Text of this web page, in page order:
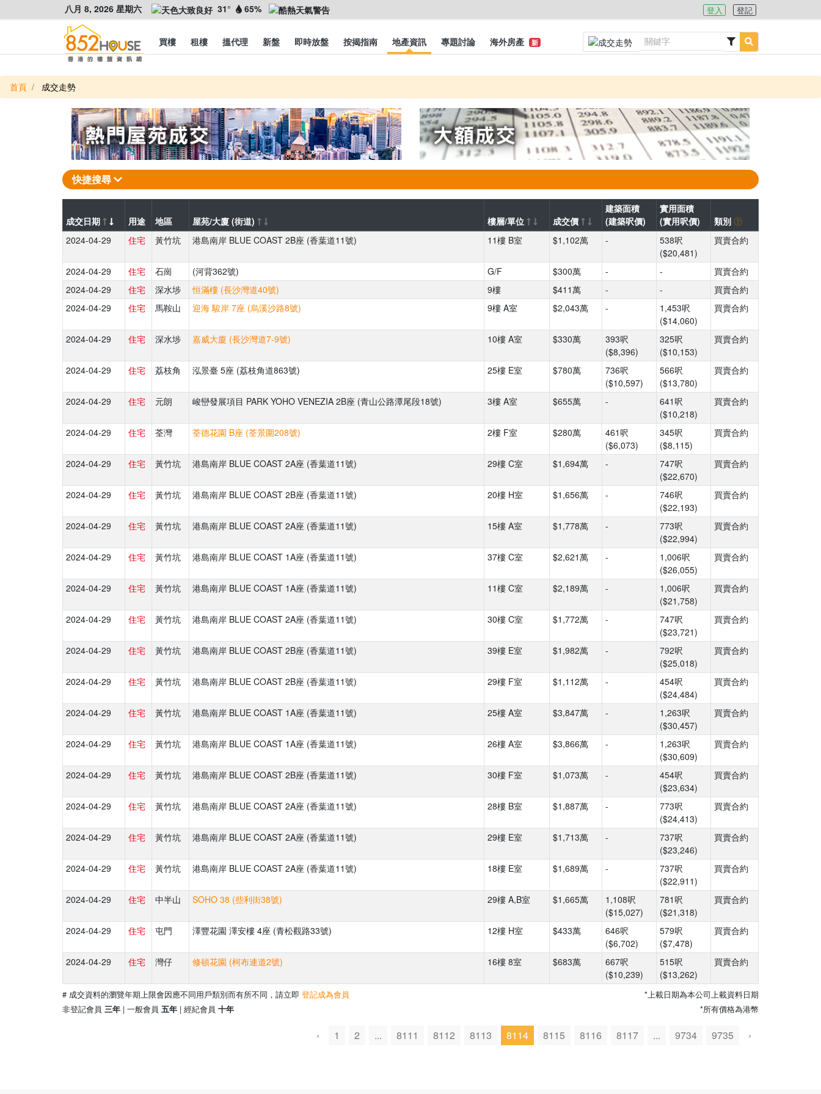
八月 8, 2026 星期六 31° 65% 登入 登記
買樓 租樓 搵代理 新盤 即時放盤 按揭指南 地產資訊 專題討論 海外房產 新
首頁 成交走勢
快捷搜尋
成交日期 用途 地區 屋苑/大廈 (街道) 樓層/單位 成交價
建築面積
(建築呎價)
實用面積
(實用呎價)
類別
2024-04-29
住宅 黃竹坑 港島南岸 BLUE COAST 2B座 (香葉道11號) 11樓 B室 $1,102萬 -
538呎
($20,481)
買賣合約
2024-04-29 住宅 石崗 (河背362號) G/F $300萬 - -
買賣合約
2024-04-29
住宅 深水埗 恒滿樓 (長沙灣道40號) 9樓 $411萬 - -
買賣合約
2024-04-29
住宅 馬鞍山 迎海 駿岸 7座 (烏溪沙路8號) 9樓 A室 $2,043萬 -
1,453呎
($14,060)
買賣合約
2024-04-29 住宅 深水埗 嘉威大廈 (長沙灣道7-9號) 10樓 A室 $330萬
393呎
($8,396)
325呎
($10,153)
買賣合約
2024-04-29 住宅 荔枝角 泓景臺 5座 (荔枝角道863號) 25樓 E室 $780萬
736呎
($10,597)
566呎
($13,780)
買賣合約
2024-04-29 住宅 元朗 峻巒發展項目 PARK YOHO VENEZIA 2B座 (青山公路潭尾段18號) 3樓 A室 $655萬 -
641呎
($10,218)
買賣合約
2024-04-29 住宅 荃灣 荃德花園 B座 (荃景圍208號) 2樓 F室 $280萬
461呎
($6,073)
345呎
($8,115)
買賣合約
2024-04-29 住宅 黃竹坑 港島南岸 BLUE COAST 2A座 (香葉道11號) 29樓 C室 $1,694萬 -
747呎
($22,670)
買賣合約
2024-04-29 住宅 黃竹坑 港島南岸 BLUE COAST 2B座 (香葉道11號) 20樓 H室 $1,656萬 -
746呎
($22,193)
買賣合約
2024-04-29 住宅 黃竹坑 港島南岸 BLUE COAST 2A座 (香葉道11號) 15樓 A室 $1,778萬 -
773呎
($22,994)
買賣合約
2024-04-29 住宅 黃竹坑 港島南岸 BLUE COAST 1A座 (香葉道11號) 37樓 C室 $2,621萬 -
1,006呎
($26,055)
買賣合約
2024-04-29 住宅 黃竹坑 港島南岸 BLUE COAST 1A座 (香葉道11號) 11樓 C室 $2,189萬 -
1,006呎
($21,758)
買賣合約
2024-04-29 住宅 黃竹坑 港島南岸 BLUE COAST 2A座 (香葉道11號) 30樓 C室 $1,772萬 -
747呎
($23,721)
買賣合約
2024-04-29 住宅 黃竹坑 港島南岸 BLUE COAST 2B座 (香葉道11號) 39樓 E室 $1,982萬 -
792呎
($25,018)
買賣合約
2024-04-29 住宅 黃竹坑 港島南岸 BLUE COAST 2B座 (香葉道11號) 29樓 F室 $1,112萬 -
454呎
($24,484)
買賣合約
2024-04-29 住宅 黃竹坑 港島南岸 BLUE COAST 1A座 (香葉道11號) 25樓 A室 $3,847萬 -
1,263呎
($30,457)
買賣合約
2024-04-29 住宅 黃竹坑 港島南岸 BLUE COAST 1A座 (香葉道11號) 26樓 A室 $3,866萬 -
1,263呎
($30,609)
買賣合約
2024-04-29 住宅 黃竹坑 港島南岸 BLUE COAST 2B座 (香葉道11號) 30樓 F室 $1,073萬 -
454呎
($23,634)
買賣合約
2024-04-29 住宅 黃竹坑 港島南岸 BLUE COAST 2A座 (香葉道11號) 28樓 B室 $1,887萬 -
773呎
($24,413)
買賣合約
2024-04-29 住宅 黃竹坑 港島南岸 BLUE COAST 2A座 (香葉道11號) 29樓 E室 $1,713萬 -
737呎
($23,246)
買賣合約
2024-04-29 住宅 黃竹坑 港島南岸 BLUE COAST 2A座 (香葉道11號) 18樓 E室 $1,689萬 -
737呎
($22,911)
買賣合約
2024-04-29 住宅 中半山 SOHO 38 (些利街38號) 29樓 A,B室 $1,665萬
1,108呎
($15,027)
781呎
($21,318)
買賣合約
2024-04-29 住宅 屯門 澤豐花園 澤安樓 4座 (青松觀路33號) 12樓 H室 $433萬
646呎
($6,702)
579呎
($7,478)
買賣合約
2024-04-29 住宅 灣仔 修頓花園 (柯布連道2號) 16樓 8室 $683萬
667呎
($10,239)
515呎
($13,262)
買賣合約
# 成交資料的瀏覽年期上限會因應不同用戶類別而有所不同，請立即 登記成為會員
非登記會員 三年 | 一般會員 五年 | 經紀會員 十年
*上載日期為本公司上載資料日期
*所有價格為港幣
‹ 1 2 ... 8111 8112 8113 8114 8115 8116 8117 ... 9734 9735 ›